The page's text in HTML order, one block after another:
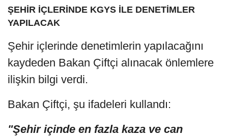
ŞEHİR İÇLERİNDE KGYS İLE DENETİMLER
YAPILACAK
Şehir içlerinde denetimlerin yapılacağını
kaydeden Bakan Çiftçi alınacak önlemlere
ilişkin bilgi verdi.
Bakan Çiftçi, şu ifadeleri kullandı:
"Şehir içinde en fazla kaza ve can